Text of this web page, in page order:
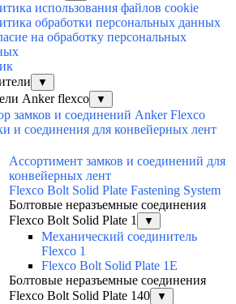
использования файлов cookie
обработки персональных данных
на обработку персональных
▼
Anker flexco ▼
замков и соединений Anker Flexco
и соединения для конвейерных лент
Ассортимент замков и соединений для
конвейерных лент
Flexco Bolt Solid Plate Fastening System
Болтовые неразъемные соединения
Flexco Bolt Solid Plate 1
▼
Механический соединитель
Flexco 1
Flexco Bolt Solid Plate 1E
Болтовые неразъемные соединения
Flexco Bolt Solid Plate 140
▼